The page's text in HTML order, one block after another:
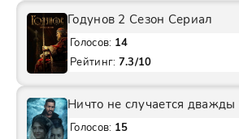
Годунов 2 Сезон Сериал
Голосов: 14
Рейтинг: 7.3/10
Ничто не случается
Голосов: 15